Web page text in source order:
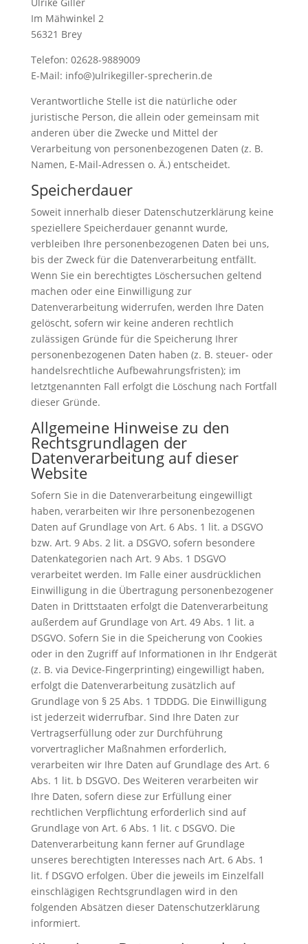
Im Mähwinkel 2
56321 Brey
Telefon: 02628-9889009
E-Mail: info@)ulrikegiller-sprecherin.de
Verantwortliche Stelle ist die natürliche oder
juristische Person, die allein oder gemeinsam mit
anderen über die Zwecke und Mittel der
Verarbeitung von personenbezogenen Daten (z. B.
Namen, E-Mail-Adressen o. Ä.) entscheidet.
Speicherdauer
Soweit innerhalb dieser Datenschutzerklärung keine
speziellere Speicherdauer genannt wurde,
verbleiben Ihre personenbezogenen Daten bei uns,
bis der Zweck für die Datenverarbeitung entfällt.
Wenn Sie ein berechtigtes Löschersuchen geltend
machen oder eine Einwilligung zur
Datenverarbeitung widerrufen, werden Ihre Daten
gelöscht, sofern wir keine anderen rechtlich
zulässigen Gründe für die Speicherung Ihrer
personenbezogenen Daten haben (z. B. steuer- oder
handelsrechtliche Aufbewahrungsfristen); im
letztgenannten Fall erfolgt die Löschung nach Fortfall
dieser Gründe.
Allgemeine Hinweise zu den
Rechtsgrundlagen der
Datenverarbeitung auf dieser
Website
Sofern Sie in die Datenverarbeitung eingewilligt
haben, verarbeiten wir Ihre personenbezogenen
Daten auf Grundlage von Art. 6 Abs. 1 lit. a DSGVO
bzw. Art. 9 Abs. 2 lit. a DSGVO, sofern besondere
Datenkategorien nach Art. 9 Abs. 1 DSGVO
verarbeitet werden. Im Falle einer ausdrücklichen
Einwilligung in die Übertragung personenbezogener
Daten in Drittstaaten erfolgt die Datenverarbeitung
außerdem auf Grundlage von Art. 49 Abs. 1 lit. a
DSGVO. Sofern Sie in die Speicherung von Cookies
oder in den Zugriff auf Informationen in Ihr Endgerät
(z. B. via Device-Fingerprinting) eingewilligt haben,
erfolgt die Datenverarbeitung zusätzlich auf
Grundlage von § 25 Abs. 1 TDDDG. Die Einwilligung
ist jederzeit widerrufbar. Sind Ihre Daten zur
Vertragserfüllung oder zur Durchführung
vorvertraglicher Maßnahmen erforderlich,
verarbeiten wir Ihre Daten auf Grundlage des Art. 6
Abs. 1 lit. b DSGVO. Des Weiteren verarbeiten wir
Ihre Daten, sofern diese zur Erfüllung einer
rechtlichen Verpflichtung erforderlich sind auf
Grundlage von Art. 6 Abs. 1 lit. c DSGVO. Die
Datenverarbeitung kann ferner auf Grundlage
unseres berechtigten Interesses nach Art. 6 Abs. 1
lit. f DSGVO erfolgen. Über die jeweils im Einzelfall
einschlägigen Rechtsgrundlagen wird in den
folgenden Absätzen dieser Datenschutzerklärung
informiert.